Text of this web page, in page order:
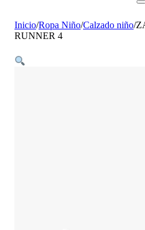
Inicio/Ropa Niño/Calzado niño/
RUNNER 4